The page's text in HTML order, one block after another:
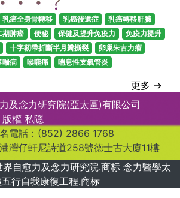
乳癌全身骨轉移 乳癌後遺症
乳癌轉移肝臟
期肺癌 便秘 保健及提升免疫力
免疫力提升
十字靭帶折斷半月瓣撕裂
卵巢朱古力瘤
喘病 喉嚨痛 喘息性支氣管炎
更多 →
及念力研究院(亞太區)有限公司
版權 私隱
電話：(852) 2866 1768
灣仔軒尼詩道258號德士古大廈11樓
自愈力及念力研究院.商标 念力醫學太
行自我康復工程.商标